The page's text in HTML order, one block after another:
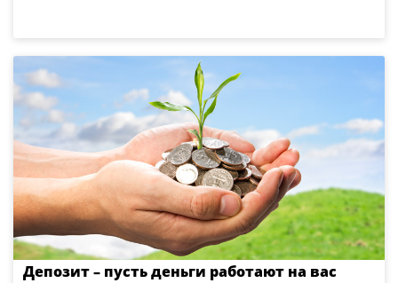
Депозит – пусть деньги работают на вас